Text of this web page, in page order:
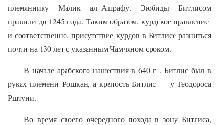
племяннику Малик ал–Ашрафу. Эюбиды Битлисом
правили до 1245 года. Таким образом, курдское правление
и соответственно, присутствие курдов в Битлисе разниться
почти на 130 лет с указанным Чамчяном сроком.
В начале арабского нашествия в 640 г . Битлис был в
руках племени Рошкан, а крепость Битлис — у Теодороса
Рштуни.
Во время своего очередного похода в зону Битлиса,